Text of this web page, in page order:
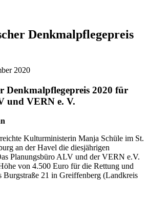
Denkmalpflegepreis
2020
Denkmalpflegepreis 2020 für
und VERN e. V.
Kulturministerin Manja Schüle im St.
an der Havel die diesjährigen
Planungsbüro ALV und der VERN e.V.
von 4.500 Euro für die Rettung und
Burgstraße 21 in Greiffenberg (Landkreis